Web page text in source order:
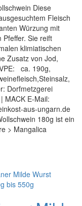
Diese
Fleisch
Würzung mit
Sie reift
klimiatischen
Zusatz von Jod,
ca. 190g,
Dorfmetzgerei
MACK E-Mail:
aus-ungarn.de
180g ist ein
> Mangalica